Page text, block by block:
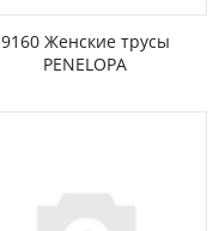
9160 Женские трусы
PENELOPA